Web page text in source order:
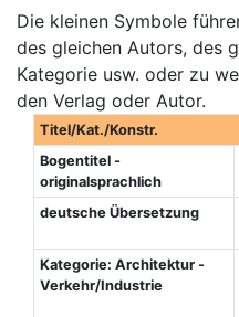
Die kleinen Symbole
des gleichen Autors, des
Kategorie usw. oder zu
den Verlag oder Autor.
Titel/Kat./Konstr.
Bogentitel -
originalsprachlich
deutsche Übersetzung
Kategorie: Architektur -
Verkehr/Industrie